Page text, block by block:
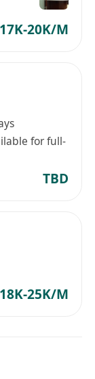
20K/M
for full-
TBD
25K/M